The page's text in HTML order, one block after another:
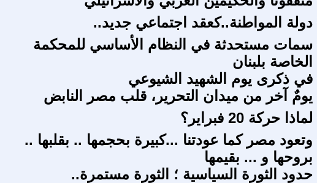
دولة المواطنة..كعقد اجتماعي جديد..
سمات مستحدثة في النظام الأساسي للمحكمة
الخاصة بلبنان
في ذكرى يوم الشهيد الشيوعي
يومٌ آخر من ميدان التحرير، قلب مصر النابض
لماذا حركة 20 فبراير؟
وتعود مصر كما عودتنا ...كبيرة بحجمها .. بقلبها ..
بروحها و ... بقيمها
حدود الثورة السياسية ؛ الثورة مستمرة..